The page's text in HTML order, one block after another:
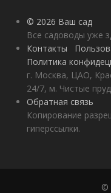
© 2026 Ваш сад
Все садоводы уже
Контакты
Политика
г. Москва, ЦАО,
24/7, м. Чистые
Обратная связь
Копирование
гиперссылки.
©